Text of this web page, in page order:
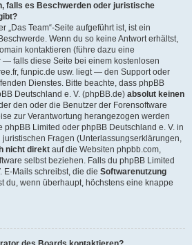
falls es Beschwerden oder juristische
„Das Team“-Seite aufgeführt ist, ist ein
Wenn du so keine Antwort erhältst,
kontaktieren (führe dazu eine
— falls diese Seite bei einem kostenlosen
funpic.de usw. liegt — den Support oder
Dienstes. Bitte beachte, dass phpBB
Deutschland e. V. (phpBB.de) absolut keinen
den oder die Benutzer der Forensoftware
zur Verantwortung herangezogen werden
phpBB Limited oder phpBB Deutschland e. V. in
Fragen (Unterlassungserklärungen,
nicht direkt auf die Websiten phpbb.com,
selbst beziehen. Falls du phpBB Limited
E-Mails schreibst, die die Softwarenutzung
du, wenn überhaupt, höchstens eine knappe